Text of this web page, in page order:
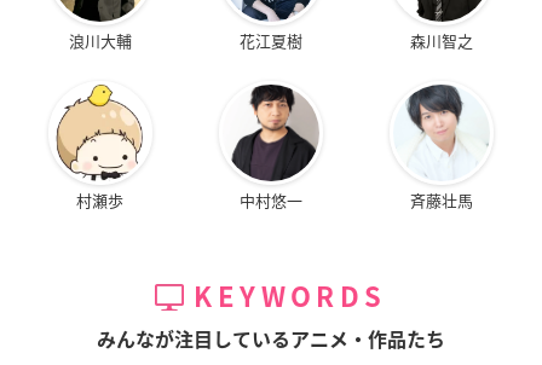
浪川大輔 花江夏樹 森川智之
村瀬歩 中村悠一 斉藤壮馬
KEYWORDS
みんなが注目しているアニメ・作品たち